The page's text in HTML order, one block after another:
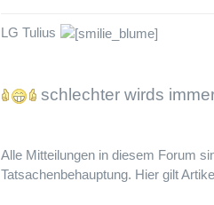
LG Tulius
schlechter wirds
Alle Mitteilungen in diesem Forum
Tatsachenbehauptung. Hier gilt